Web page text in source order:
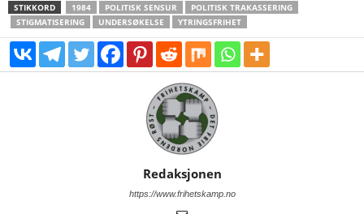
STIKKORD 1984 POLITISK SENSUR
POLITISK TRAKASSERING
STIGMATISERING
UNDERSØKELSE YTRINGSFRIHET
Redaksjonen
https://www.frihetskamp.no